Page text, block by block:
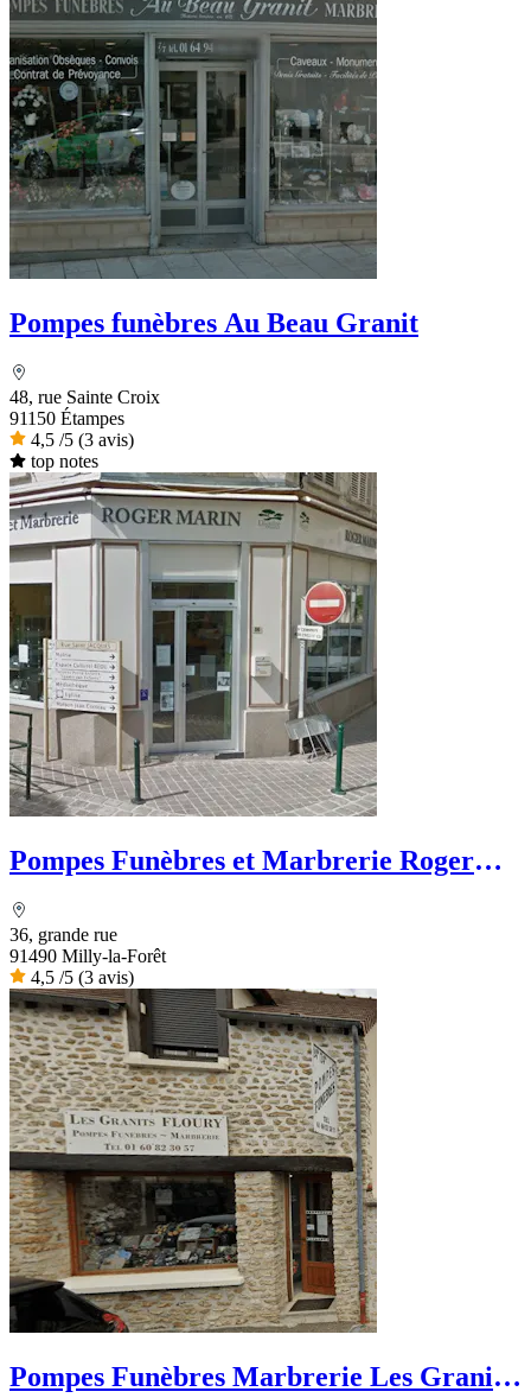
Pompes funèbres Au Beau Granit
48, rue Sainte Croix
91150 Étampes
4,5 /5 (3 avis)
top notes
Pompes Funèbres et Marbrerie Roger
36, grande rue
91490 Milly-la-Forêt
4,5 /5 (3 avis)
Pompes Funèbres Marbrerie Les Granits